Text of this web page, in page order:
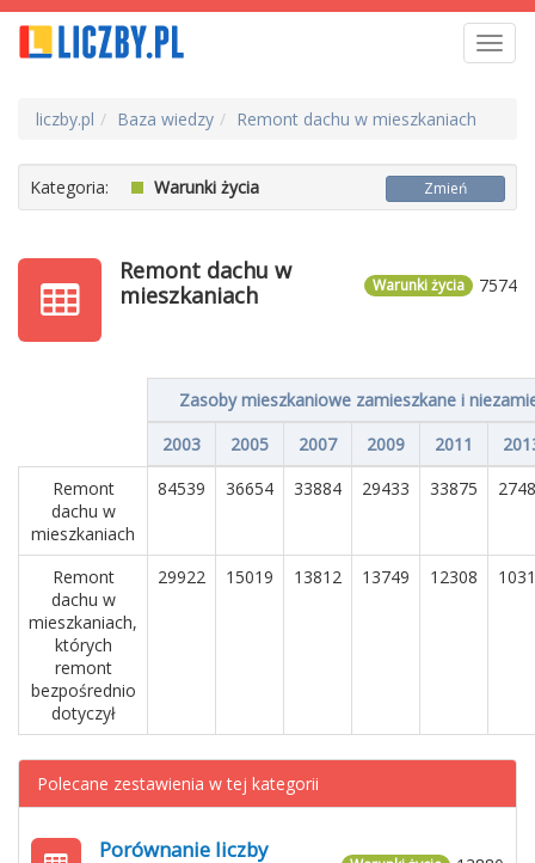
liczby.pl Baza wiedzy Remont dachu w mieszkaniach
Kategoria: Warunki życia Zmień
7574
Warunki życia
Remont dachu w
mieszkaniach
Zasoby mieszkaniowe zamieszkane i
2003
2005 2007 2009 2011
Remont
dachu w
mieszkaniach
84539 36654 33884 29433 33875
Remont
dachu w
mieszkaniach,
których
remont
bezpośrednio
dotyczył
29922 15019 13812 13749 12308
Polecane zestawienia w tej kategorii
Porównanie liczby